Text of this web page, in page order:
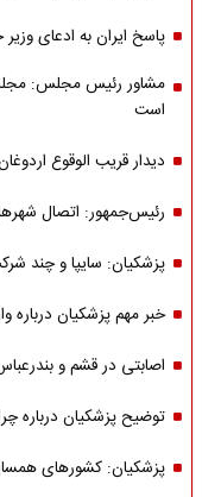
پاسخ ایران به ادعای
مشاور رئیس مجلس:
است
دیدار قریب الوقوع
رئیس‌جمهور: اتصال
پزشکیان: سایپا و چند
خبر مهم پزشکیان درباره
اصابتی در قشم و بندرعباس
توضیح پزشکیان درباره
پزشکیان: کشورهای